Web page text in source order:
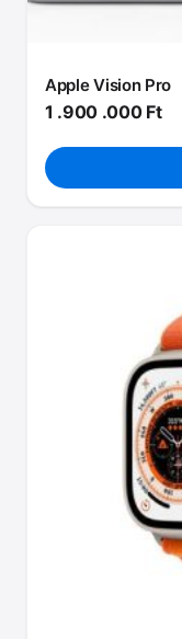
Apple Vision Pro
1 .900 .000 Ft